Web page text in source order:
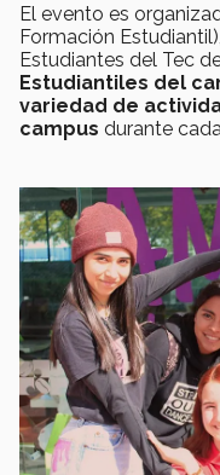
El evento es
Formación
Estudiantes del Tec
Estudiantiles del
variedad de
campus durante